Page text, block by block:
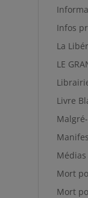
Infos
La
LE
Livre
Médias
Mort
Mort